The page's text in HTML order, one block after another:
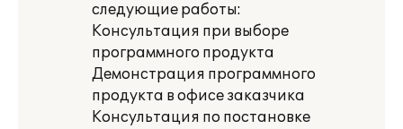
следующие работы:
Консультация при выборе
программного продукта
Демонстрация программного
продукта в офисе заказчика
Консультация по постановке